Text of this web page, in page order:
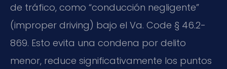
de tráfico, como “conducción negligente”
(improper driving) bajo el Va. Code § 46.2-
869. Esto evita una condena por delito
menor, reduce significativamente los puntos